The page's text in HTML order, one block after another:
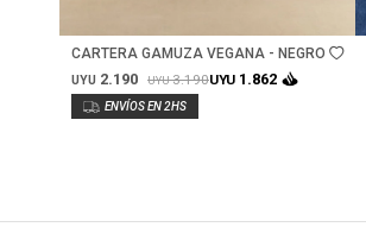
CARTERA GAMUZA VEGANA - NEGRO
UYU 2.190 UYU3.190UYU 1.862